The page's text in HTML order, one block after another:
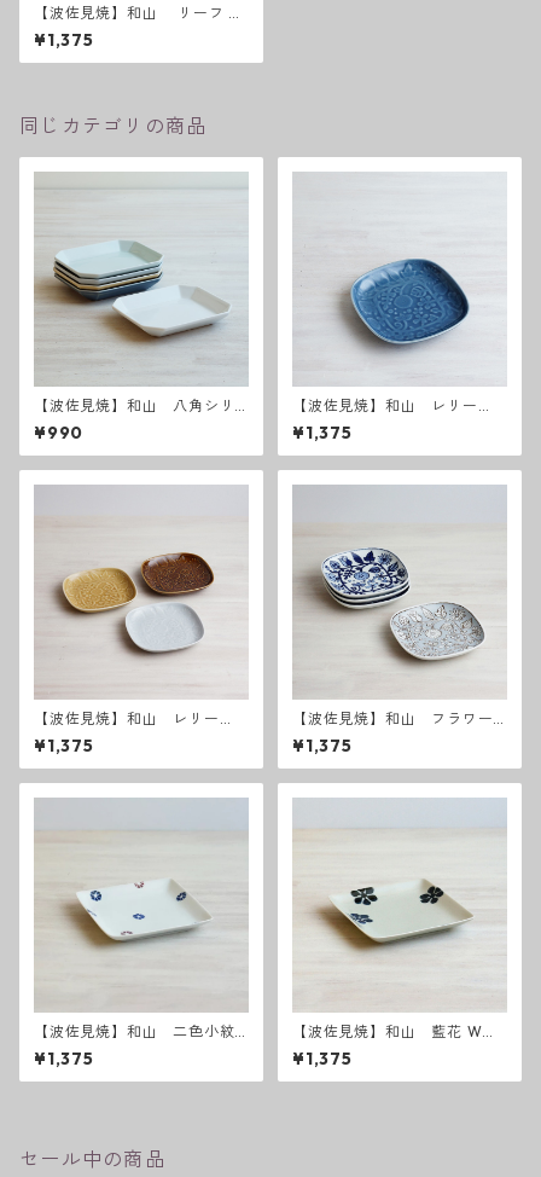
【波佐見焼】和山 リーフ W
プレート角皿 - 小 -
¥1,375
同じカテゴリの商品
【波佐見焼】和山 八角シリ
ーズ プレートM
¥990
【波佐見焼】和山 レリー
フ・フラワーパレード取皿
うす瑠璃
¥1,375
【波佐見焼】和山 レリー
フ・フラワーパレード 取皿
¥1,375
【波佐見焼】和山 フラワー
パレード取皿
¥1,375
【波佐見焼】和山 二色小紋
Wプレート角皿 - 小 -
¥1,375
【波佐見焼】和山 藍花 Wプ
レート角皿 - 小 -
¥1,375
セール中の商品